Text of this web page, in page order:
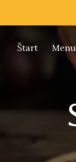
Štart Menu